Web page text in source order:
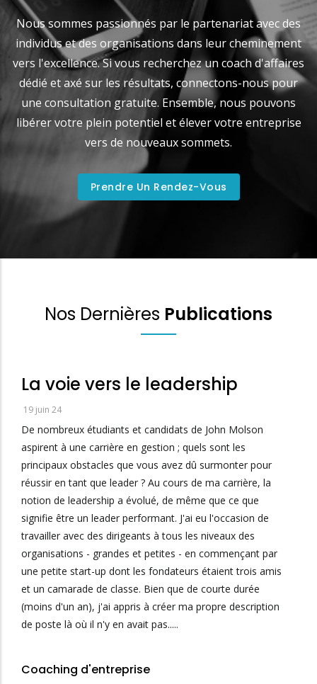
Nous sommes passionnés par le partenariat avec des
individus et des organisations dans leur cheminement
vers l'excellence. Si vous recherchez un coach d'affaires
dédié et axé sur les résultats, connectons-nous pour
une consultation gratuite. Ensemble, nous pouvons
libérer votre plein potentiel et élever votre entreprise
vers de nouveaux sommets.
Prendre Un Rendez-Vous
Nos Dernières Publications
La voie vers le leadership
19 juin 24
De nombreux étudiants et candidats de John Molson
aspirent à une carrière en gestion ; quels sont les
principaux obstacles que vous avez dû surmonter pour
réussir en tant que leader ? Au cours de ma carrière, la
notion de leadership a évolué, de même que ce que
signifie être un leader performant. J'ai eu l'occasion de
travailler avec des dirigeants à tous les niveaux des
organisations - grandes et petites - en commençant par
une petite start-up dont les fondateurs étaient trois amis
et un camarade de classe. Bien que de courte durée
(moins d'un an), j'ai appris à créer ma propre description
de poste là où il n'y en avait pas.....
Coaching d'entreprise